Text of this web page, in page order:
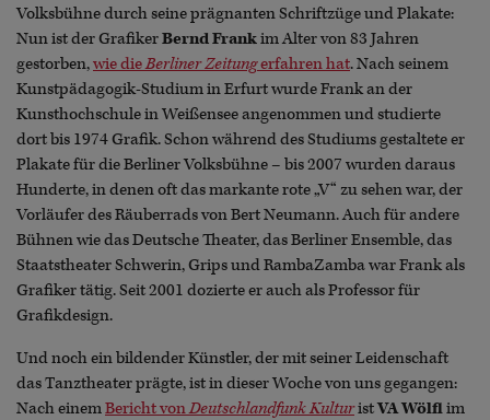
Volksbühne durch seine prägnanten Schriftzüge und Plakate:
Nun ist der GrafikerBernd Frankim Alter von 83 Jahren
gestorben,wie dieBerliner Zeitungerfahren hat. Nach seinem
Kunstpädagogik-Studium in Erfurt wurde Frank an der
Kunsthochschule in Weißensee angenommen und studierte
dort bis 1974 Grafik. Schon während des Studiums gestaltete er
Plakate für die Berliner Volksbühne – bis 2007 wurden daraus
Hunderte, in denen oft das markante rote „V“ zu sehen war, der
Vorläufer des Räuberrads von Bert Neumann. Auch für andere
Bühnen wie das Deutsche Theater, das Berliner Ensemble, das
Staatstheater Schwerin, Grips und RambaZamba war Frank als
Grafiker tätig. Seit 2001 dozierte er auch als Professor für
Grafikdesign.
Und noch ein bildender Künstler, der mit seiner Leidenschaft
das Tanztheater prägte, ist in dieser Woche von uns gegangen:
Nach einemBericht vonDeutschlandfunk KulturistVA Wölflim